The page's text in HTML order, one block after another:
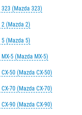
323 (Mazda 323)
2 (Mazda 2)
5 (Mazda 5)
5 (Mazda MX-5)
50 (Mazda CX-50)
70 (Mazda CX-70)
90 (Mazda CX-90)